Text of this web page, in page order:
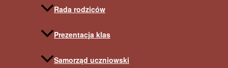
Rada rodziców
Prezentacja klas
Samorząd uczniowski